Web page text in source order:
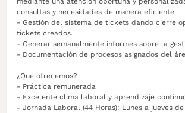
consultas y necesidades de manera eficiente
- Gestión del sistema de tickets dando cierre
tickets creados.
- Generar semanalmente informes sobre la
- Documentación de procesos asignados del
¿Qué ofrecemos?
- Práctica remunerada
- Excelente clima laboral y aprendizaje
- Jornada Laboral (44 Horas): Lunes a jueves